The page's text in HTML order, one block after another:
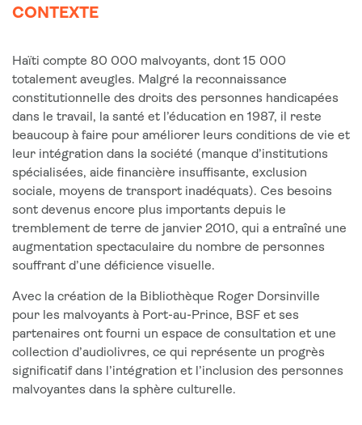
CONTEXTE
Haïti compte 80 000 malvoyants, dont 15 000
totalement aveugles. Malgré la reconnaissance
constitutionnelle des droits des personnes handicapées
dans le travail, la santé et l’éducation en 1987, il reste
beaucoup à faire pour améliorer leurs conditions de vie et
leur intégration dans la société (manque d’institutions
spécialisées, aide financière insuffisante, exclusion
sociale, moyens de transport inadéquats). Ces besoins
sont devenus encore plus importants depuis le
tremblement de terre de janvier 2010, qui a entraîné une
augmentation spectaculaire du nombre de personnes
souffrant d’une déficience visuelle.
Avec la création de la Bibliothèque Roger Dorsinville
pour les malvoyants à Port-au-Prince, BSF et ses
partenaires ont fourni un espace de consultation et une
collection d’audiolivres, ce qui représente un progrès
significatif dans l’intégration et l’inclusion des personnes
malvoyantes dans la sphère culturelle.